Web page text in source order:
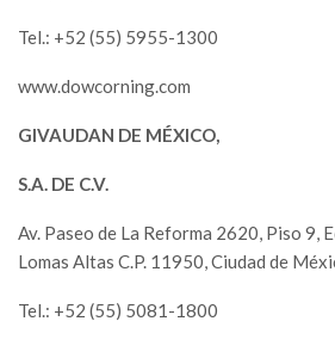
Tel.: +52 (55) 5955-1300
www.dowcorning.com
GIVAUDAN DE MÉXICO,
S.A. DE C.V.
Av. Paseo de La Reforma 2620, Piso 9,
Lomas Altas C.P. 11950, Ciudad de
Tel.: +52 (55) 5081-1800